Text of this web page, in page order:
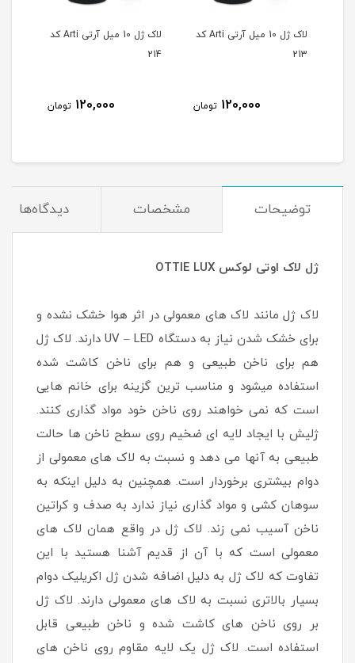
لاک ژل 10 میل آرتی Arti کد
213
120,000 تومان
لاک ژل 10 میل آرتی Arti کد
214
120,000 تومان
توضیحات مشخصات دیدگاه‌ها
ژل لاک اوتی لوکس OTTIE LUX
لاک ژل مانند لاک های معمولی در اثر هوا خشک نشده و
برای خشک شدن نیاز به دستگاه UV – LED دارند. لاک ژل
هم برای ناخن طبیعی و هم برای ناخن کاشت شده
استفاده میشود و مناسب ترین گزینه برای خانم هایی
است که نمی خواهند روی ناخن خود مواد گذاری کنند.
ژلیش با ایجاد لایه ای ضخیم روی سطح ناخن ها حالت
طبیعی به آنها می دهد و نسبت به لاک های معمولی از
دوام بیشتری برخوردار است. همچنین به دلیل اینکه به
سوهان کشی و مواد گذاری نیاز ندارد به صدف و کراتین
ناخن آسیب نمی زند. لاک ژل در واقع همان لاک های
معمولی است که با آن از قدیم آشنا هستید با این
تفاوت که لاک ژل به دلیل اضافه شدن ژل اکریلیک دوام
بسیار بالاتری نسبت به لاک های معمولی دارند. لاک ژل
بر روی ناخن های کاشت شده و ناخن طبیعی قابل
استفاده است. لاک ژل یک لایه مقاوم روی ناخن های